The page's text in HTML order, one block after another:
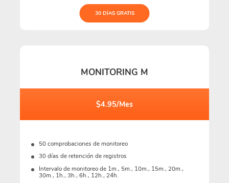
30 DÍAS GRATIS
MONITORING M
$4.95/Mes
50 comprobaciones de monitoreo
30 días de retención de registros
Intervalo de monitoreo de 1m., 5m., 10m., 15m., 20m.,
30m., 1h., 3h., 6h., 12h., 24h.